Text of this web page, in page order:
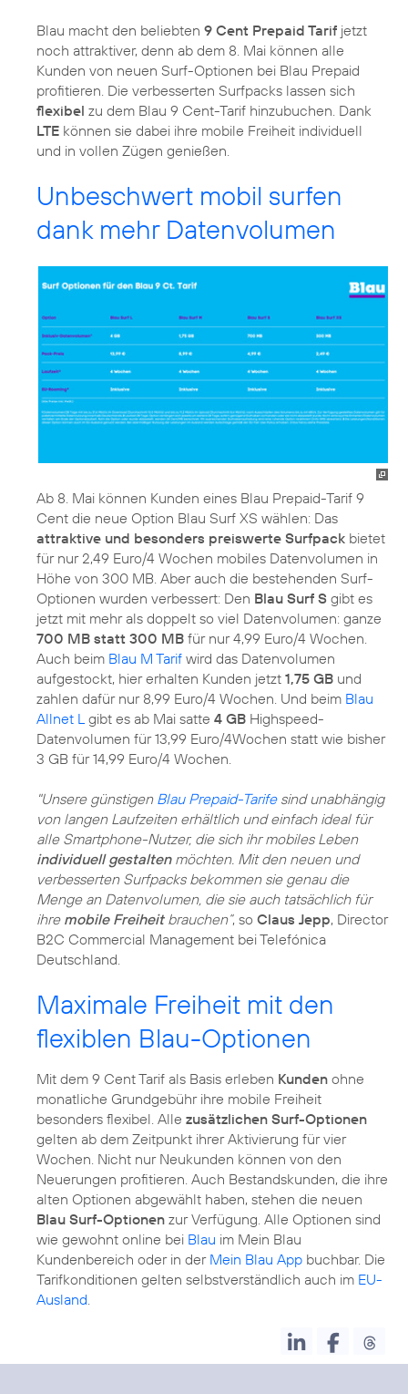
Blau macht den beliebten 9 Cent Prepaid Tarif jetzt
noch attraktiver, denn ab dem 8. Mai können alle
Kunden von neuen Surf-Optionen bei Blau Prepaid
profitieren. Die verbesserten Surfpacks lassen sich
flexibel zu dem Blau 9 Cent-Tarif hinzubuchen. Dank
LTE können sie dabei ihre mobile Freiheit individuell
und in vollen Zügen genießen.
Unbeschwert mobil surfen
dank mehr Datenvolumen
Ab 8. Mai können Kunden eines Blau Prepaid-Tarif 9
Cent die neue Option Blau Surf XS wählen: Das
attraktive und besonders preiswerte Surfpack bietet
für nur 2,49 Euro/4 Wochen mobiles Datenvolumen in
Höhe von 300 MB. Aber auch die bestehenden Surf-
Optionen wurden verbessert: Den Blau Surf S gibt es
jetzt mit mehr als doppelt so viel Datenvolumen: ganze
700 MB statt 300 MB für nur 4,99 Euro/4 Wochen.
Auch beim Blau M Tarif wird das Datenvolumen
aufgestockt, hier erhalten Kunden jetzt 1,75 GB und
zahlen dafür nur 8,99 Euro/4 Wochen. Und beim Blau
Allnet Lgibt es ab Mai satte 4 GB Highspeed-
Datenvolumen für 13,99 Euro/4Wochen statt wie bisher
3 GB für 14,99 Euro/4 Wochen.
"Unsere günstigen Blau Prepaid-Tarifesind unabhängig
von langen Laufzeiten erhältlich und einfach ideal für
alle Smartphone-Nutzer, die sich ihr mobiles Leben
individuell gestaltenmöchten. Mit den neuen und
verbesserten Surfpacks bekommen sie genau die
Menge an Datenvolumen, die sie auch tatsächlich für
ihre mobile Freiheitbrauchen“, so Claus Jepp, Director
B2C Commercial Management bei Telefónica
Deutschland.
Maximale Freiheit mit den
flexiblen Blau-Optionen
Mit dem 9 Cent Tarif als Basis erleben Kunden ohne
monatliche Grundgebühr ihre mobile Freiheit
besonders flexibel. Alle zusätzlichen Surf-Optionen
gelten ab dem Zeitpunkt ihrer Aktivierung für vier
Wochen. Nicht nur Neukunden können von den
Neuerungen profitieren. Auch Bestandskunden, die ihre
alten Optionen abgewählt haben, stehen die neuen
Blau Surf-Optionen zur Verfügung. Alle Optionen sind
wie gewohnt online bei Blau im Mein Blau
Kundenbereich oder in der Mein Blau App buchbar. Die
Tarifkonditionen gelten selbstverständlich auch im EU-
Ausland.